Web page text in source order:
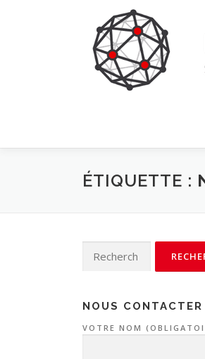
ÉTIQUETTE :
NOUS CONTACTER
VOTRE NOM